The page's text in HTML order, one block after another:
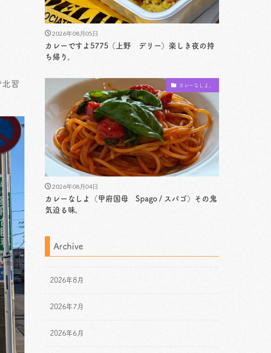
習
2026年08月05日
カレーですよ5775（上野 デリー）楽しき夜の持
ち帰り。
カレーなしよ。
2026年08月04日
カレーなしよ（甲府国母 Spago / スパゴ）その鬼
気迫る味。
Archive
2026年8月
2026年7月
2026年6月